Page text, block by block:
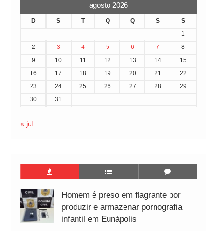
agosto 2026
D S T Q Q S
S
1
2
3 4 5 6 7
8
9
10 11 12 13 14
15
16
17 18 19 20 21
22
23
24 25 26 27 28
29
30
31
« jul
Homem é preso em flagrante por
produzir e armazenar pornografia
infantil em Eunápolis